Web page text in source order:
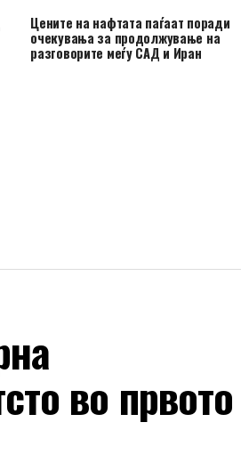
Цените на нафтата паѓаат поради
очекувања за продолжување на
разговорите меѓу САД и Иран
во првото